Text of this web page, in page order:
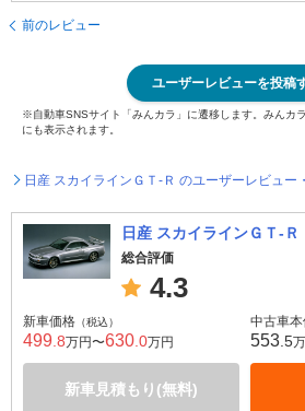
前のレビュー
ユーザーレビューを投稿
※自動車SNSサイト「みんカラ」に遷移します。みんカ
にも表示されます。
日産 スカイラインＧＴ‐Ｒ のユーザーレビュー
日産 スカイラインＧＴ‐Ｒ
総合評価
4.3
新車価格 （税込）
499 .8万円〜630 .0万円
新車見積もり(無料)
中古車
553 .5